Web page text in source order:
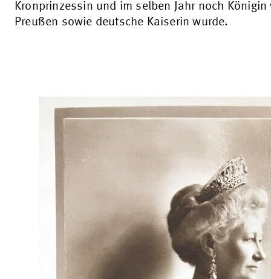
Kronprinzessin und im selben Jahr noch Königin
Preußen sowie deutsche Kaiserin wurde.